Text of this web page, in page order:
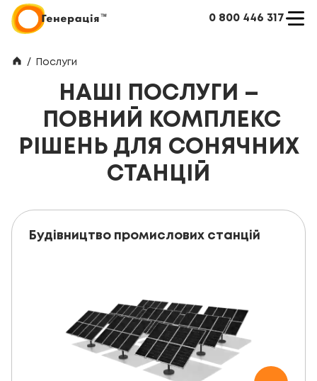
0 800 446 317
/ Послуги
НАШІ ПОСЛУГИ –
ПОВНИЙ КОМПЛЕКС
РІШЕНЬ ДЛЯ СОНЯЧНИХ
СТАНЦІЙ
Будівництво промислових станцій